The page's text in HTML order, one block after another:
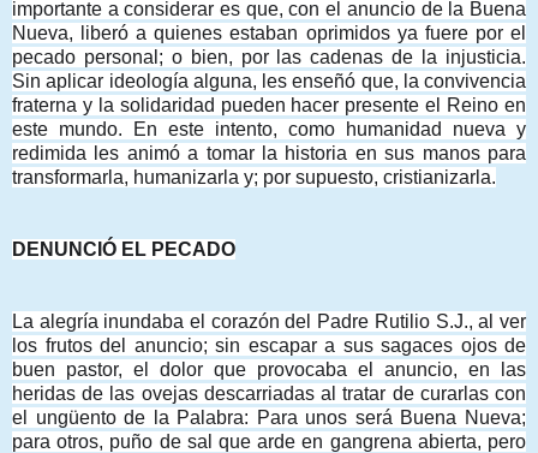
importante a considerar es que, con el anuncio de la Buena
Nueva, liberó a quienes estaban oprimidos ya fuere por el
pecado personal; o bien, por las cadenas de la injusticia.
Sin aplicar ideología alguna, les enseñó que, la convivencia
fraterna y la solidaridad pueden hacer presente el Reino en
este mundo. En este intento, como humanidad nueva y
redimida les animó a tomar la historia en sus manos para
transformarla, humanizarla y; por supuesto, cristianizarla.
DENUNCIÓ EL PECADO
La alegría inundaba el corazón del Padre Rutilio S.J., al ver
los frutos del anuncio; sin escapar a sus sagaces ojos de
buen pastor, el dolor que provocaba el anuncio, en las
heridas de las ovejas descarriadas al tratar de curarlas con
el ungüento de la Palabra: Para unos será Buena Nueva;
para otros, puño de sal que arde en gangrena abierta, pero